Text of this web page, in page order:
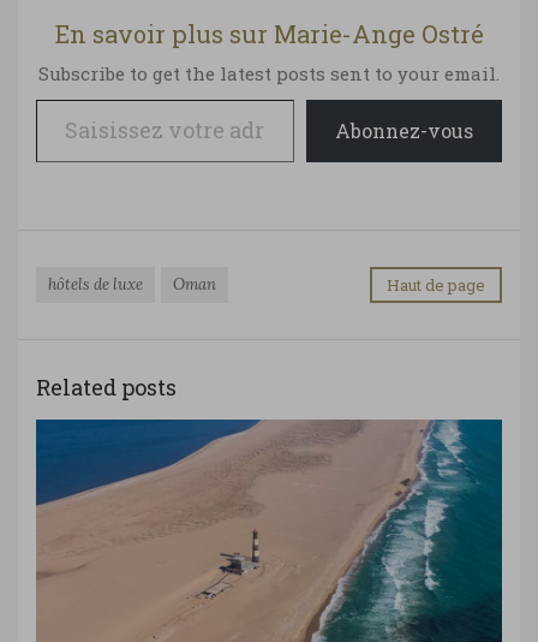
En savoir plus sur Marie-Ange Ostré
Subscribe to get the latest posts sent to your email.
Saisissez votre adresse e-mail…
Abonnez-vous
hôtels de luxe Oman Haut de page
Related posts